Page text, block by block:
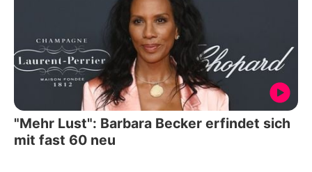
"Mehr Lust": Barbara Becker erfindet sich
mit fast 60 neu